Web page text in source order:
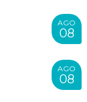
AGO
08
AGO
08